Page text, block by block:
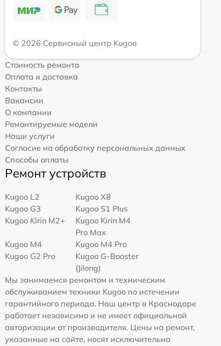
© 2026 Сервисный центр Kugoo
Стоимость ремонта
Оплата и доставка
Контакты
Вакансии
О компании
Ремонтируемые модели
Наши услуги
Согласие на обработку персональных данных
Способы оплаты
Ремонт устройств
Kugoo L2
Kugoo X8
Kugoo G3
Kugoo S1 Plus
Kugoo Kirin M2+
Kugoo Kirin M4
Pro Max
Kugoo M4
Kugoo M4 Pro
Kugoo G2 Pro
Kugoo G-Booster
(Jilong)
Мы занимаемся ремонтом и техническим
обслуживанием техники Kugoo по истечении
гарантийного периода. Наш центр в Краснодаре
работает независимо и не имеет официальной
авторизации от производителя. Цены на ремонт,
указанные на сайте, носят исключительно